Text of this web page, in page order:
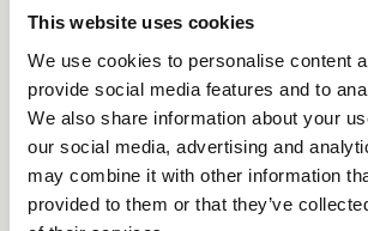
This website uses cookies
We use cookies to personalise content
provide social media features and to
We also share information about your
our social media, advertising and
may combine it with other information
provided to them or that they’ve
Pour vos sorties lorsque les
Patagoniavous propose laVeste Polaire
homme. A la fois polyvalente et
chaude composée de polaire Synchilla®
d'épaisseur moyenne vous garde bien
apporte tout le confort dont vous aurez
Sa matière 100% polyester recyclé